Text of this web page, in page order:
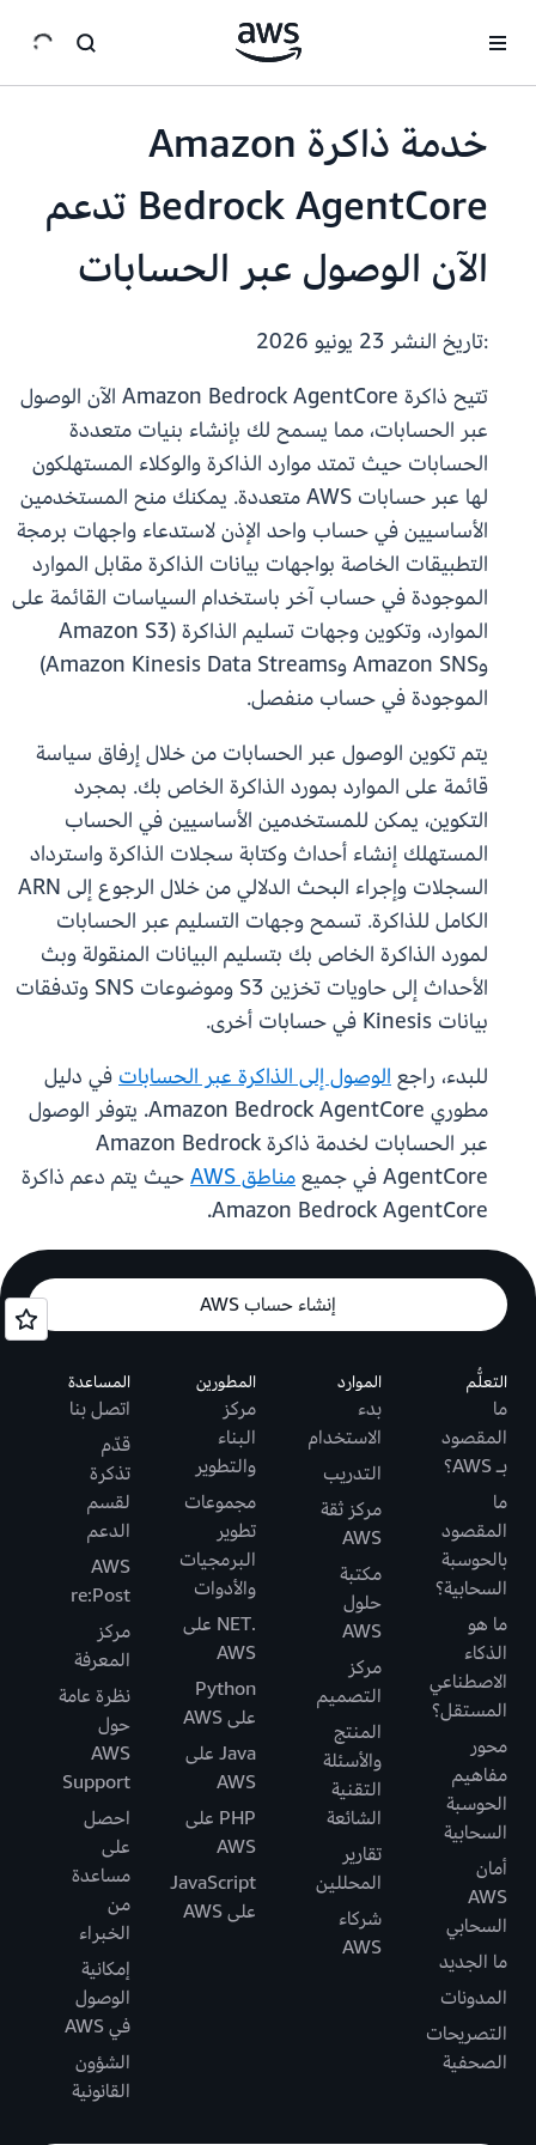
خدمة ذاكرة Amazon
Bedrock AgentCore تدعم
الآن الوصول عبر الحسابات
:تاريخ النشر
تتيح ذاكرة Amazon Bedrock AgentCore الآن الوصول
عبر الحسابات، مما يسمح لك بإنشاء بنيات متعددة
الحسابات حيث تمتد موارد الذاكرة والوكلاء المستهلكون
لها عبر حسابات AWS متعددة. يمكنك منح المستخدمين
الأساسيين في حساب واحد الإذن لاستدعاء واجهات برمجة
التطبيقات الخاصة بواجهات بيانات الذاكرة مقابل الموارد
الموجودة في حساب آخر باستخدام السياسات القائمة على
الموارد، وتكوين وجهات تسليم الذاكرة (Amazon S3
وAmazon SNS وAmazon Kinesis Data Streams)
الموجودة في حساب منفصل.
يتم تكوين الوصول عبر الحسابات من خلال إرفاق سياسة
قائمة على الموارد بمورد الذاكرة الخاص بك. بمجرد
التكوين، يمكن للمستخدمين الأساسيين في الحساب
المستهلك إنشاء أحداث وكتابة سجلات الذاكرة واسترداد
السجلات وإجراء البحث الدلالي من خلال الرجوع إلى ARN
الكامل للذاكرة. تسمح وجهات التسليم عبر الحسابات
لمورد الذاكرة الخاص بك بتسليم البيانات المنقولة وبث
الأحداث إلى حاويات تخزين S3 وموضوعات SNS وتدفقات
بيانات Kinesis في حسابات أخرى.
للبدء، راجعالوصول إلى الذاكرة عبر الحساباتفي دليل
مطوري Amazon Bedrock AgentCore. يتوفر الوصول
عبر الحسابات لخدمة ذاكرة Amazon Bedrock
AgentCore في جميع
مناطق AWS
حيث يتم دعم ذاكرة
Amazon Bedrock AgentCore.
إنشاء حساب AWS
التعلُّم
ما
المقصود
بـ AWS؟
ما
المقصود
بالحوسبة
السحابية؟
ما هو
الذكاء
الاصطناعي
المستقل؟
محور
مفاهيم
الحوسبة
السحابية
أمان
AWS
السحابي
ما الجديد
المدونات
التصريحات
الصحفية
الموارد
بدء
الاستخدام
التدريب
مركز ثقة
AWS
مكتبة
حلول
AWS
مركز
التصميم
المنتج
والأسئلة
التقنية
الشائعة
تقارير
المحللين
شركاء
AWS
المطورين
مركز
البناء
والتطوير
مجموعات
تطوير
البرمجيات
والأدوات
.NET على
AWS
Python
على AWS
Java على
AWS
PHP على
AWS
JavaScript
على AWS
المساعدة
اتصل بنا
قدّم
تذكرة
لقسم
الدعم
AWS
re:Post
مركز
المعرفة
نظرة عامة
حول
AWS
Support
احصل
على
مساعدة
من
الخبراء
إمكانية
الوصول
في AWS
الشؤون
القانونية